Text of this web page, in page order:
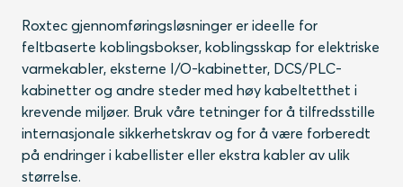
Roxtec gjennomføringsløsninger er ideelle for
feltbaserte koblingsbokser, koblingsskap for elektriske
varmekabler, eksterne I/O-kabinetter, DCS/PLC-
kabinetter og andre steder med høy kabeltetthet i
krevende miljøer. Bruk våre tetninger for å tilfredsstille
internasjonale sikkerhetskrav og for å være forberedt
på endringer i kabellister eller ekstra kabler av ulik
størrelse.